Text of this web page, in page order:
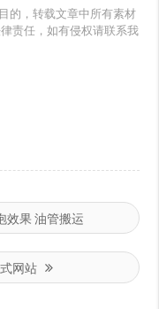
的，转载文章中所有素材
责任，如有侵权请联系我
果 油管搬运
网站